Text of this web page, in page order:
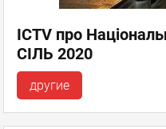
ICTV про
СІЛЬ 2020
другие